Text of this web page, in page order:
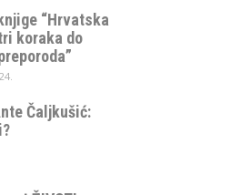
“Hrvatska
koraka do
Čaljkušić: